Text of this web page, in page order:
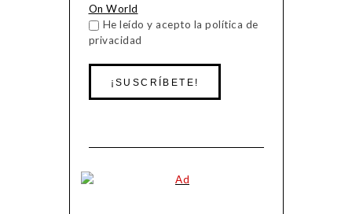
On World
He leído y acepto la política de
privacidad